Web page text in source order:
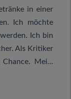
in einer
Ich möchte
Ich bin
Als Kritiker
Mei...